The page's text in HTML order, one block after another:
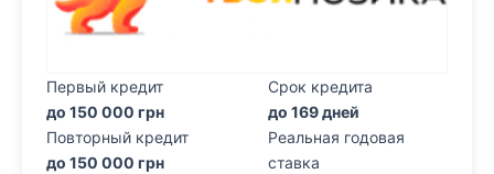
Первый кредит
до 150 000 грн
Повторный кредит
до 150 000 грн
Срок кредита
до 169 дней
Реальная годовая
ставка